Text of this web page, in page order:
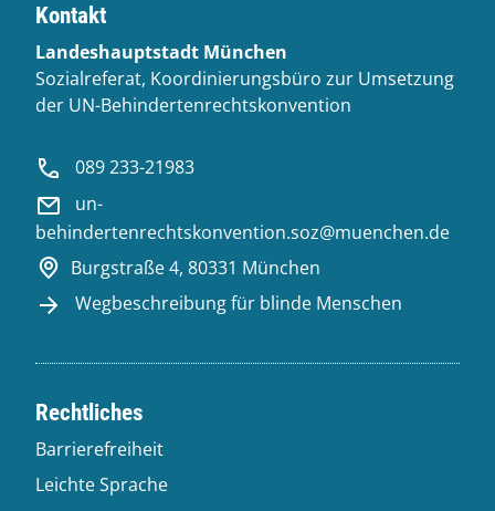
Kontakt
Landeshauptstadt München
Sozialreferat, Koordinierungsbüro zur Umsetzung
der UN-Behindertenrechtskonvention
089 233-21983
un-
behindertenrechtskonvention.soz@muenchen.de
Burgstraße 4, 80331 München
Wegbeschreibung für blinde Menschen
Rechtliches
Barrierefreiheit
Leichte Sprache